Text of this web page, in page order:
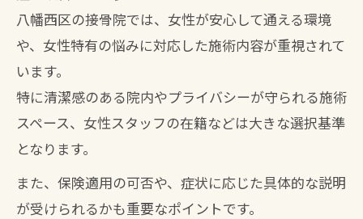
八幡西区の接骨院では、女性が安心して通える環境
や、女性特有の悩みに対応した施術内容が重視されて
います。
特に清潔感のある院内やプライバシーが守られる施術
スペース、女性スタッフの在籍などは大きな選択基準
となります。
また、保険適用の可否や、症状に応じた具体的な説明
が受けられるかも重要なポイントです。